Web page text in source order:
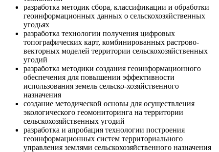
разработка методик сбора, классификации и обработки
геоинформационных данных о сельскохозяйственных
угодьях
разработка технологии получения цифровых
топографических карт, комбинированных растрово-
векторных моделей территории сельскохозяйственных
угодий
разработка методики создания геоинформационного
обеспечения для повышении эффективности
использования земель сельско-хозяйственного
назначения
создание методической основы для осуществления
экологического геомониторинга на территории
сельскохозяйственных угодий
разработка и апробация технологии построения
геоинформационных систем территориального
управления землями сельскохозяйственного назначения